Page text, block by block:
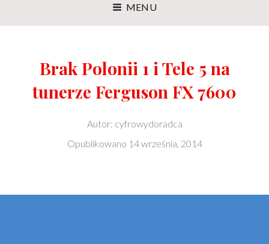
MENU
Brak Polonii 1 i Tele 5 na
tunerze Ferguson FX 7600
Autor: cyfrowydoradca
Opublikowano 14 września, 2014